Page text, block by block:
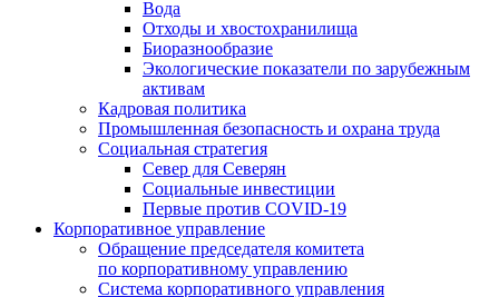
Вода
Отходы и хвостохранилища
Биоразнообразие
Экологические показатели по зарубежным
активам
Кадровая политика
Промышленная безопасность и охрана труда
Социальная стратегия
Север для Северян
Социальные инвестиции
Первые против COVID‑19
Корпоративное управление
Обращение председателя комитета
по корпоративному управлению
Система корпоративного управления